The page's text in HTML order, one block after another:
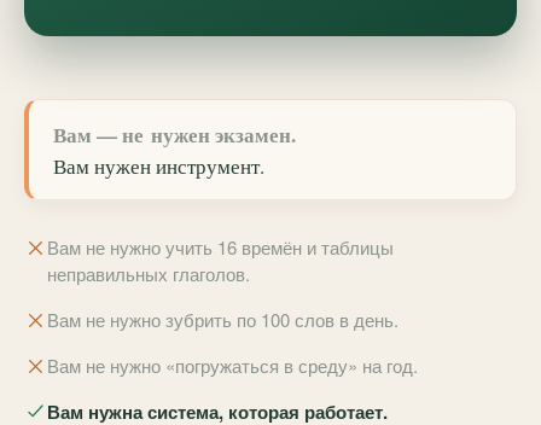
Вам — не нужен экзамен.
Вам нуженинструмент.
Вам не нужно учить 16 времён и таблицы
неправильных глаголов.
Вам не нужно зубрить по 100 слов в день.
Вам не нужно «погружаться в среду» на год.
Вам нужна система, которая работает.